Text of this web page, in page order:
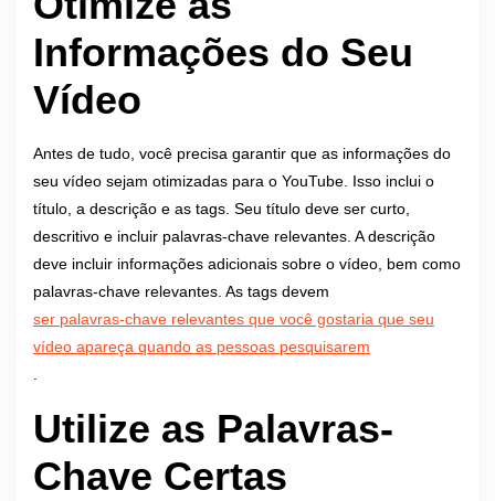
Informações do Seu
Vídeo
Antes de tudo, você precisa garantir que as informações do
seu vídeo sejam otimizadas para o YouTube. Isso inclui o
título, a descrição e as tags. Seu título deve ser curto,
descritivo e incluir palavras-chave relevantes. A descrição
deve incluir informações adicionais sobre o vídeo, bem como
palavras-chave relevantes. As tags devem
ser palavras-chave relevantes que você gostaria que seu
vídeo apareça quando as pessoas pesquisarem
.
Utilize as Palavras-
Chave Certas